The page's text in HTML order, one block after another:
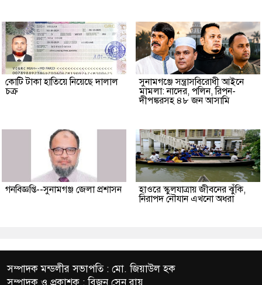
কোটি টাকা হাতিয়ে নিয়েছে দালাল
চক্র
‎সুনামগঞ্জে সন্ত্রাসবিরোধী আইনে
মামলা: নাদের, পলিন, রিপন-
দীপঙ্করসহ ৪৮ জন আসামি
গনবিজ্ঞপ্তি--সুনামগঞ্জ জেলা প্রশাসন
হাওরে স্কুলযাত্রায় জীবনের ঝুঁকি,
নিরাপদ নৌযান এখনো অধরা
সম্পাদক মন্ডলীর সভাপতি : মো. জিয়াউল হক